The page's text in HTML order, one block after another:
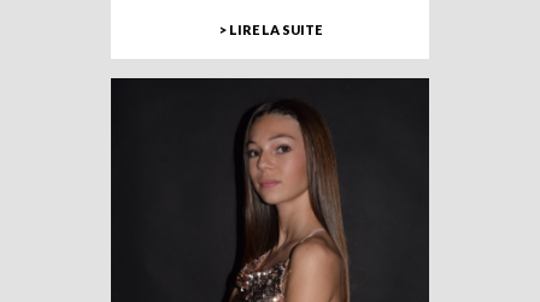
> LIRE LA SUITE